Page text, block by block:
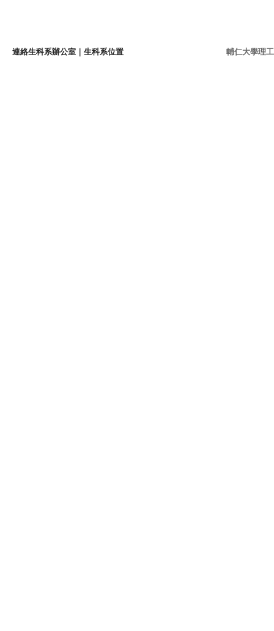
連絡生科系辦公室 生科系位置 輔仁大學理